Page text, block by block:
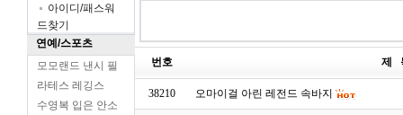
아이디/패스워
드찾기
연예/스포츠
모모랜드 낸시 필
라테스 레깅스
수영복 입은 안소
번호 제
38210 오마이걸 아린 레전드 속바지